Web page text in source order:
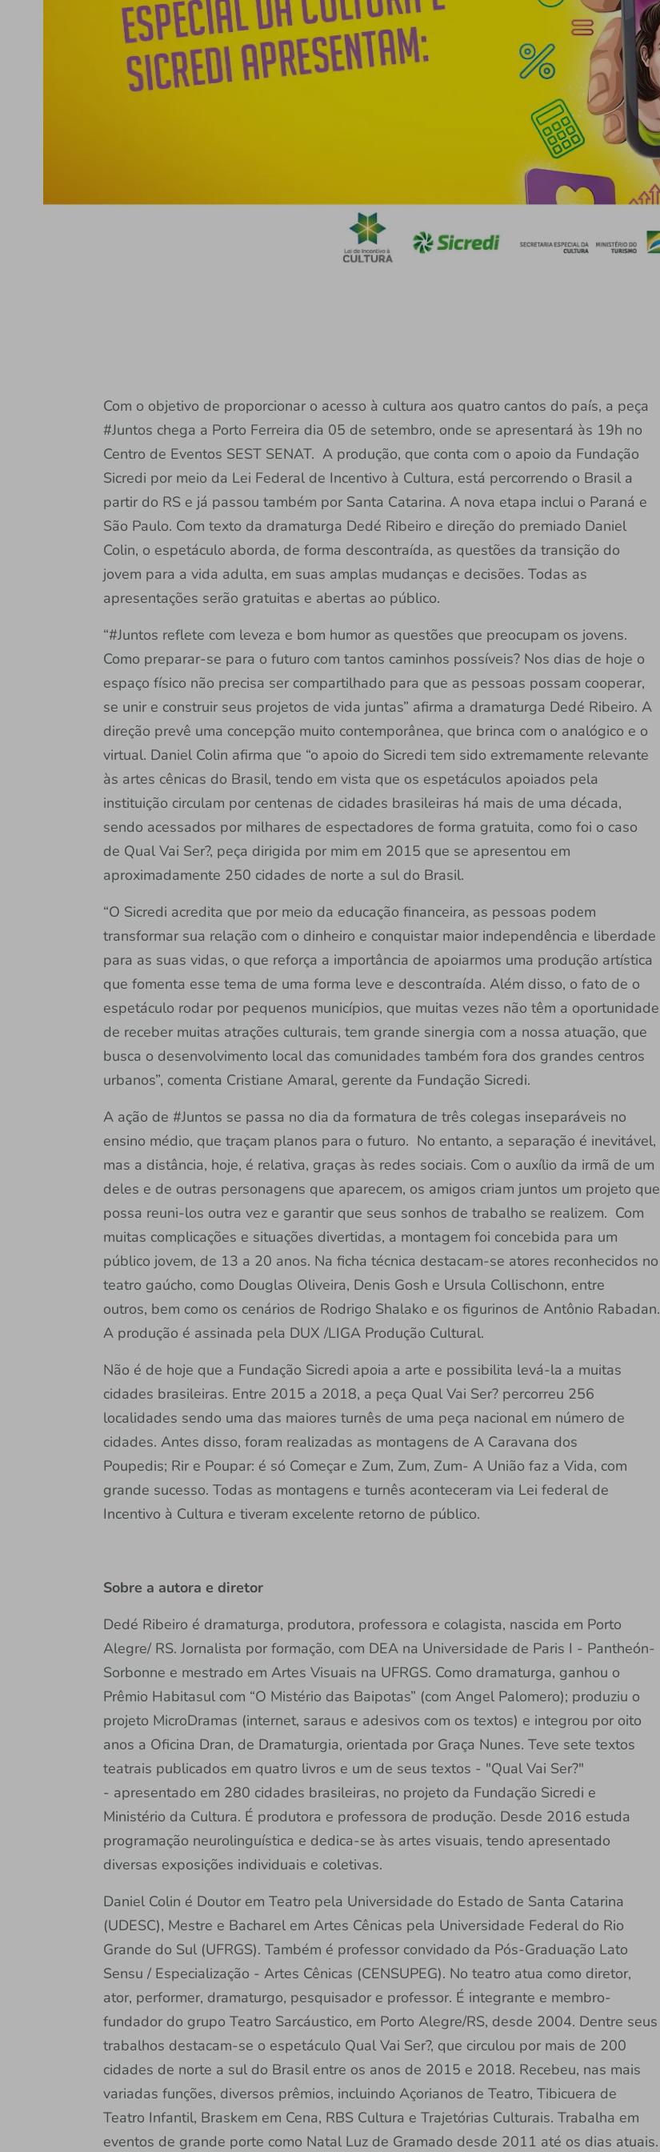
Com o objetivo de proporcionar o acesso à cultura aos quatro cantos do país, a peça
#Juntos chega a Porto Ferreira dia 05 de setembro, onde se apresentará às 19h no
Centro de Eventos SEST SENAT. A produção, que conta com o apoio da Fundação
Sicredi por meio da Lei Federal de Incentivo à Cultura, está percorrendo o Brasil a
partir do RS e já passou também por Santa Catarina. A nova etapa inclui o Paraná e
São Paulo. Com texto da dramaturga Dedé Ribeiro e direção do premiado Daniel
Colin, o espetáculo aborda, de forma descontraída, as questões da transição do
jovem para a vida adulta, em suas amplas mudanças e decisões. Todas as
apresentações serão gratuitas e abertas ao público.
“#Juntos reflete com leveza e bom humor as questões que preocupam os jovens.
Como preparar-se para o futuro com tantos caminhos possíveis? Nos dias de hoje o
espaço físico não precisa ser compartilhado para que as pessoas possam cooperar,
se unir e construir seus projetos de vida juntas” afirma a dramaturga Dedé Ribeiro. A
direção prevê uma concepção muito contemporânea, que brinca com o analógico e o
virtual. Daniel Colin afirma que “o apoio do Sicredi tem sido extremamente relevante
às artes cênicas do Brasil, tendo em vista que os espetáculos apoiados pela
instituição circulam por centenas de cidades brasileiras há mais de uma década,
sendo acessados por milhares de espectadores de forma gratuita, como foi o caso
de Qual Vai Ser?, peça dirigida por mim em 2015 que se apresentou em
aproximadamente 250 cidades de norte a sul do Brasil.
“O Sicredi acredita que por meio da educação financeira, as pessoas podem
transformar sua relação com o dinheiro e conquistar maior independência e liberdade
para as suas vidas, o que reforça a importância de apoiarmos uma produção artística
que fomenta esse tema de uma forma leve e descontraída. Além disso, o fato de o
espetáculo rodar por pequenos municípios, que muitas vezes não têm a oportunidade
de receber muitas atrações culturais, tem grande sinergia com a nossa atuação, que
busca o desenvolvimento local das comunidades também fora dos grandes centros
urbanos”, comenta Cristiane Amaral, gerente da Fundação Sicredi.
A ação de #Juntos se passa no dia da formatura de três colegas inseparáveis no
ensino médio, que traçam planos para o futuro. No entanto, a separação é inevitável,
mas a distância, hoje, é relativa, graças às redes sociais. Com o auxílio da irmã de um
deles e de outras personagens que aparecem, os amigos criam juntos um projeto que
possa reuni-los outra vez e garantir que seus sonhos de trabalho se realizem. Com
muitas complicações e situações divertidas, a montagem foi concebida para um
público jovem, de 13 a 20 anos. Na ficha técnica destacam-se atores reconhecidos no
teatro gaúcho, como Douglas Oliveira, Denis Gosh e Ursula Collischonn, entre
outros, bem como os cenários de Rodrigo Shalako e os figurinos de Antônio Rabadan.
A produção é assinada pela DUX /LIGA Produção Cultural.
Não é de hoje que a Fundação Sicredi apoia a arte e possibilita levá-la a muitas
cidades brasileiras. Entre 2015 a 2018, a peça Qual Vai Ser? percorreu 256
localidades sendo uma das maiores turnês de uma peça nacional em número de
cidades. Antes disso, foram realizadas as montagens de A Caravana dos
Poupedis; Rir e Poupar: é só Começar e Zum, Zum, Zum- A União faz a Vida, com
grande sucesso. Todas as montagens e turnês aconteceram via Lei federal de
Incentivo à Cultura e tiveram excelente retorno de público.
Sobre a autora e diretor
Dedé Ribeiro é dramaturga, produtora, professora e colagista, nascida em Porto
Alegre/ RS. Jornalista por formação, com DEA na Universidade de Paris I - Pantheón-
Sorbonne e mestrado em Artes Visuais na UFRGS. Como dramaturga, ganhou o
Prêmio Habitasul com “O Mistério das Baipotas” (com Angel Palomero); produziu o
projeto MicroDramas (internet, saraus e adesivos com os textos) e integrou por oito
anos a Oficina Dran, de Dramaturgia, orientada por Graça Nunes. Teve sete textos
teatrais publicados em quatro livros e um de seus textos - "Qual Vai Ser?"
- apresentado em 280 cidades brasileiras, no projeto da Fundação Sicredi e
Ministério da Cultura. É produtora e professora de produção. Desde 2016 estuda
programação neurolinguística e dedica-se às artes visuais, tendo apresentado
diversas exposições individuais e coletivas.
Daniel Colin é Doutor em Teatro pela Universidade do Estado de Santa Catarina
(UDESC), Mestre e Bacharel em Artes Cênicas pela Universidade Federal do Rio
Grande do Sul (UFRGS). Também é professor convidado da Pós-Graduação Lato
Sensu / Especialização - Artes Cênicas (CENSUPEG). No teatro atua como diretor,
ator, performer, dramaturgo, pesquisador e professor. É integrante e membro-
fundador do grupo Teatro Sarcáustico, em Porto Alegre/RS, desde 2004. Dentre seus
trabalhos destacam-se o espetáculo Qual Vai Ser?, que circulou por mais de 200
cidades de norte a sul do Brasil entre os anos de 2015 e 2018. Recebeu, nas mais
variadas funções, diversos prêmios, incluindo Açorianos de Teatro, Tibicuera de
Teatro Infantil, Braskem em Cena, RBS Cultura e Trajetórias Culturais. Trabalha em
eventos de grande porte como Natal Luz de Gramado desde 2011 até os dias atuais.